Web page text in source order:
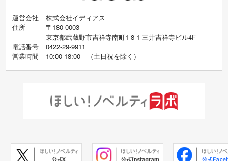
運営会社
株式会社イディアス
住所
〒180-0003
東京都武蔵野市吉祥寺南町1-8-1 三井吉祥寺ビル4F
電話番号
0422-29-9911
営業時間
10:00-18:00 （土日祝を除く）